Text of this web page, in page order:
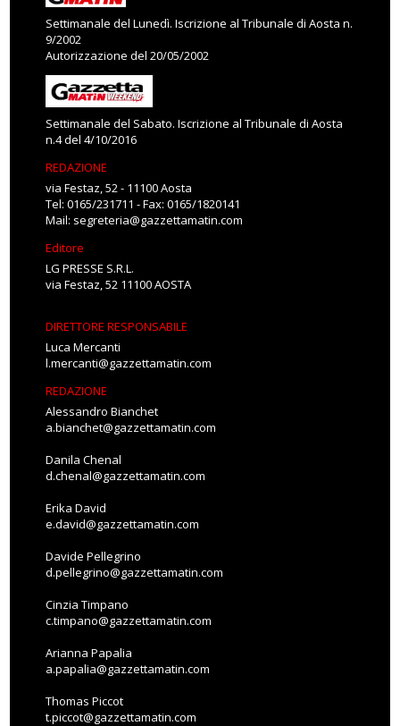
Settimanale del Lunedì. Iscrizione al Tribunale di Aosta n.
9/2002
Autorizzazione del 20/05/2002
Settimanale del Sabato. Iscrizione al Tribunale di Aosta
n.4 del 4/10/2016
REDAZIONE
via Festaz, 52 - 11100 Aosta
Tel: 0165/231711 - Fax: 0165/1820141
Mail: segreteria@gazzettamatin.com
Editore
LG PRESSE S.R.L.
via Festaz, 52 11100 AOSTA
DIRETTORE RESPONSABILE
Luca Mercanti
l.mercanti@gazzettamatin.com
REDAZIONE
Alessandro Bianchet
a.bianchet@gazzettamatin.com
Danila Chenal
d.chenal@gazzettamatin.com
Erika David
e.david@gazzettamatin.com
Davide Pellegrino
d.pellegrino@gazzettamatin.com
Cinzia Timpano
c.timpano@gazzettamatin.com
Arianna Papalia
a.papalia@gazzettamatin.com
Thomas Piccot
t.piccot@gazzettamatin.com